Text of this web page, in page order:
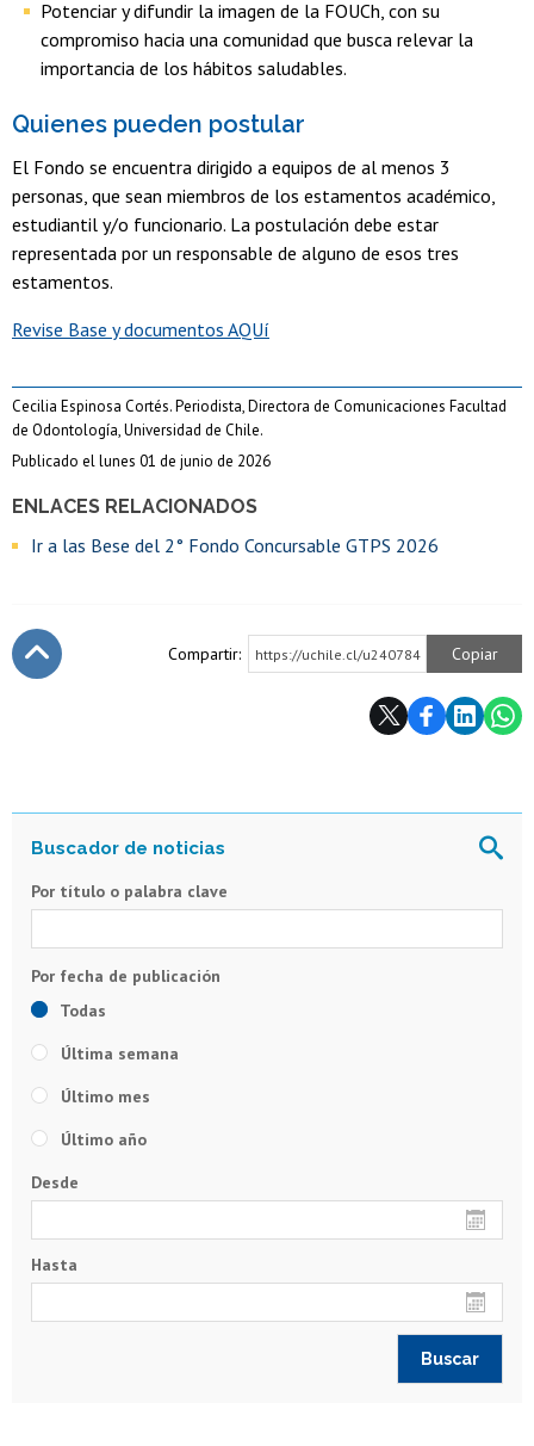
ENLACES RELACIONADOS
Ir a las Bese del 2° Fondo Concursable GTPS 2026
Potenciar y difundir la imagen de la FOUCh, con su
compromiso hacia una comunidad que busca relevar la
importancia de los hábitos saludables.
Quienes pueden postular
El Fondo se encuentra dirigido a equipos de al menos 3
personas, que sean miembros de los estamentos académico,
estudiantil y/o funcionario. La postulación debe estar
representada por un responsable de alguno de esos tres
estamentos.
Revise Base y documentos AQUí
Cecilia Espinosa Cortés. Periodista, Directora de Comunicaciones Facultad
de Odontología, Universidad de Chile.
Publicado el lunes 01 de junio de 2026
Compartir: https://uchile.cl/u240784 Copiar
Por título o palabra clave
Todas
Última semana
Último mes
Último año
Desde
Hasta